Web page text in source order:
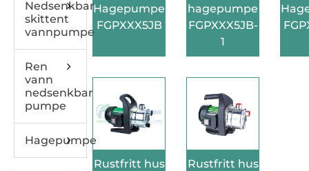
Nedsenkbar
skittent
vannpumpe
Ren
vann
nedsenkbar
pumpe
Hagepumpe
Hagepumpe
FGPXXX5JB
hagepumpe
FGPXXX5JB-
1
Rustfritt hus
Rustfritt hus